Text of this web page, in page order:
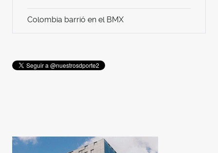
Colombia barrió en el BMX